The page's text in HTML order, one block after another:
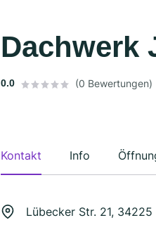
Dachwerk
0.0 (0 Bewertungen)
Kontakt Info
Lübecker Str. 21, 34225